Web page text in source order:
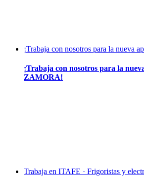
¡Trabaja con nosotros para la nueva
¡Trabaja con nosotros para la
ZAMORA!
Trabaja en ITAFE · Frigoristas y